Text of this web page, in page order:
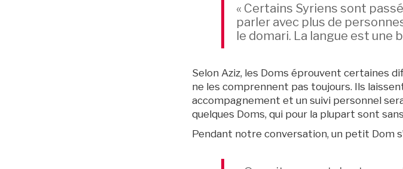
« Certains Syriens sont
parler avec plus de
le domari. La langue est une
Selon Aziz, les Doms éprouvent certaines
ne les comprennent pas toujours. Ils
accompagnement et un suivi personnel
quelques Doms, qui pour la plupart sont
Pendant notre conversation, un petit Dom